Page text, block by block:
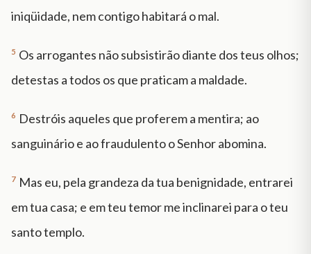
iniqüidade, nem contigo habitará o mal.
5 Os arrogantes não subsistirão diante dos teus olhos;
detestas a todos os que praticam a maldade.
6 Destróis aqueles que proferem a mentira; ao
sanguinário e ao fraudulento o Senhor abomina.
7 Mas eu, pela grandeza da tua benignidade, entrarei
em tua casa; e em teu temor me inclinarei para o teu
santo templo.